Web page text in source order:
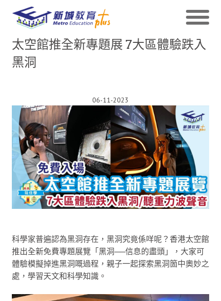
太空館推全新專題展 7大區體驗跌入
黑洞
06-11-2023
科學家普遍認為黑洞存在，黑洞究竟係咩呢？香港太空館
推出全新免費專題展覽「黑洞──​信息的盡頭」，大家可
體驗模擬掉進黑洞嘅過程，親子一起探索黑洞箇中奧妙之
處，學習天文和科學知識。